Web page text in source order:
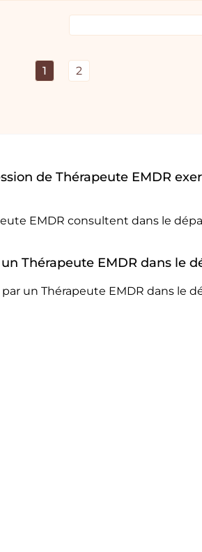
1 2
de Thérapeute EMDR
EMDR consultent dans le
Thérapeute EMDR dans le
un Thérapeute EMDR dans le